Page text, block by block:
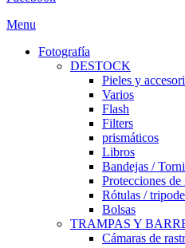
Menu
Fotografía
DESTOCK
Pieles y
Varios
Flash
Filters
prismáticos
Libros
Bandejas /
Protecciones de
Rótulas /
Bolsas
TRAMPAS Y
Cámaras de